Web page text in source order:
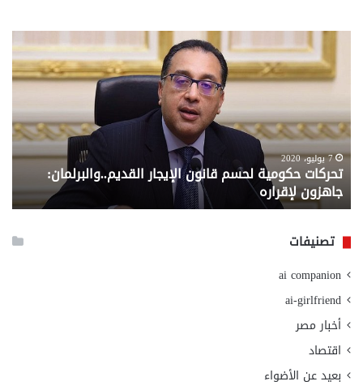
تحركات
حكومية
لحسم
قانون
القديم..والبرلمان:
جاهزون
لإقراره
7 يوليو، 2020
تحركات حكومية لحسم قانون الإيجار القديم..والبرلمان:
جاهزون لإقراره
..
من
تصنيفات
ai companion
ai-girlfriend
أخبار مصر
اقتصاد
بعيد عن الأضواء